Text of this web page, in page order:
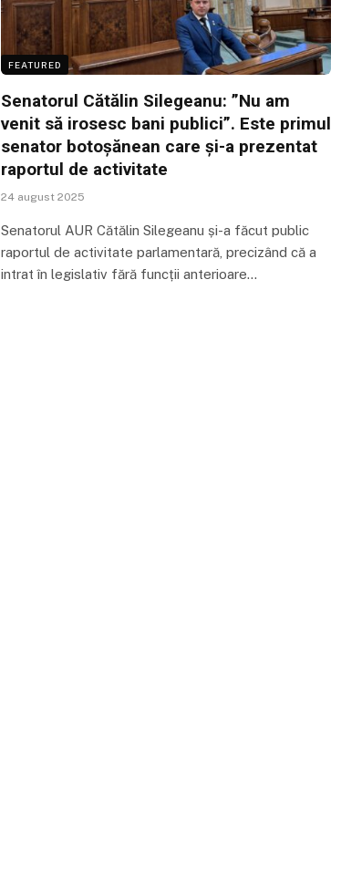
FEATURED
Senatorul Cătălin Silegeanu: ”Nu am
venit să irosesc bani publici”. Este primul
senator botoșănean care și-a prezentat
raportul de activitate
24 august 2025
Senatorul AUR Cătălin Silegeanu și-a făcut public
raportul de activitate parlamentară, precizând că a
intrat în legislativ fără funcții anterioare…